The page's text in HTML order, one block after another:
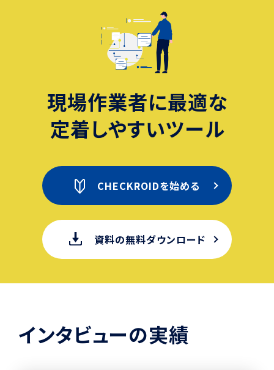
現場作業者に最適な
定着しやすいツール
CHECKROIDを始める
資料の無料ダウンロード
インタビューの実績